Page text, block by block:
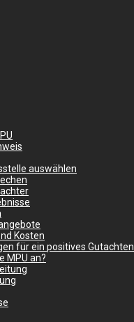
auswählen
Kosten
für ein positives Gutachten
MPU an?
019